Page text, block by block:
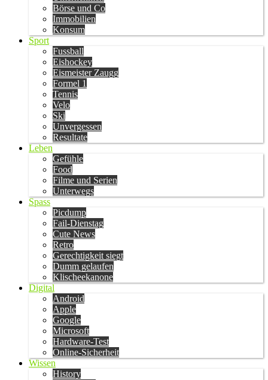
Börse und Co
Immobilien
Konsum
Sport
Fussball
Eishockey
Eismeister Zaugg
Formel 1
Tennis
Velo
Ski
Unvergessen
Resultate
Leben
Gefühle
Food
Filme und Serien
Unterwegs
Spass
Picdump
Fail-Dienstag
Cute News
Retro
Gerechtigkeit siegt
Dumm gelaufen
Klischeekanone
Digital
Android
Apple
Google
Microsoft
Hardware-Test
Online-Sicherheit
Wissen
History